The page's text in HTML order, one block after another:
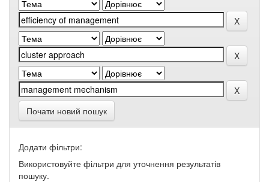
Почати новий пошук
Додати фільтри:
Використовуйте фільтри для уточнення результатів
пошуку.